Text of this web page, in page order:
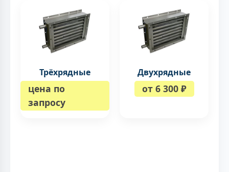
Трёхрядные
цена по
запросу
Двухрядные
от 6 300 ₽